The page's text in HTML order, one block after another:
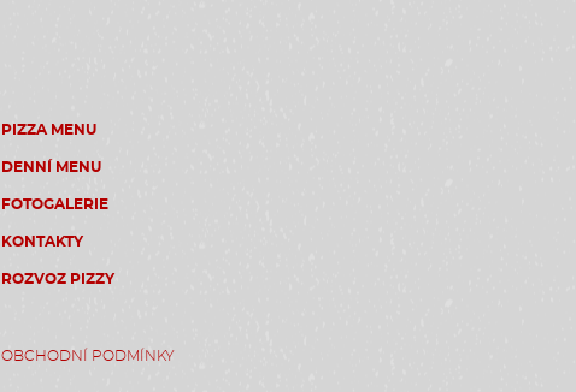
PIZZA MENU
DENNÍ MENU
FOTOGALERIE
KONTAKTY
ROZVOZ PIZZY
OBCHODNÍ PODMÍNKY